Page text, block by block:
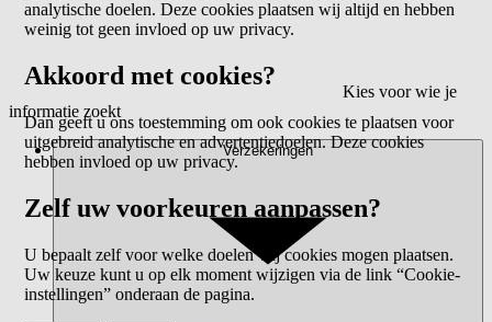
Kies voor wie je
informatie zoekt
Verzekeringen
analytische doelen. Deze cookies plaatsen wij altijd en hebben
weinig tot geen invloed op uw privacy.
Akkoord met cookies?
Dan geeft u ons toestemming om ook cookies te plaatsen voor
uitgebreid analytische en advertentiedoelen. Deze cookies
hebben invloed op uw privacy.
Zelf uw voorkeuren aanpassen?
U bepaalt zelf voor welke doelen wij cookies mogen plaatsen.
Uw keuze kunt u op elk moment wijzigen via de link “Cookie-
instellingen” onderaan de pagina.